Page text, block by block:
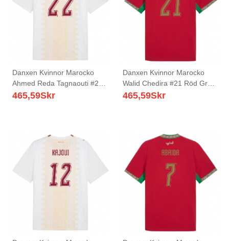
Danxen Kvinnor Marocko
Ahmed Reda Tagnaouti #22
Vit Guld Röd Bortatröja
465,59Skr
Danxen Kvinnor Marocko
Walid Chedira #21 Röd Grön
Vit Hemmatröja Matchtröjor
465,59Skr